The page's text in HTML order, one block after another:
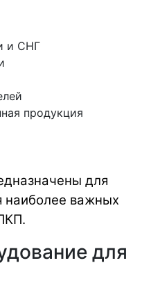
и СНГ
продукция
для
наиболее важных
для